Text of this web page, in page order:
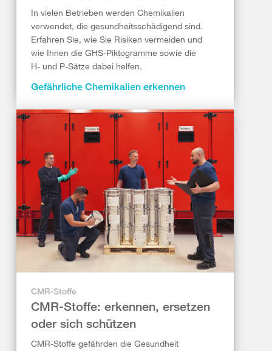
In vielen Betrieben werden Chemikalien
verwendet, die gesundheitsschädigend sind.
Erfahren Sie, wie Sie Risiken vermeiden und
wie Ihnen die GHS-Piktogramme sowie die
H- und P-Sätze dabei helfen.
Gefährliche Chemikalien erkennen
CMR-Stoffe
CMR-Stoffe: erkennen, ersetzen
oder sich schützen
CMR-Stoffe gefährden die Gesundheit